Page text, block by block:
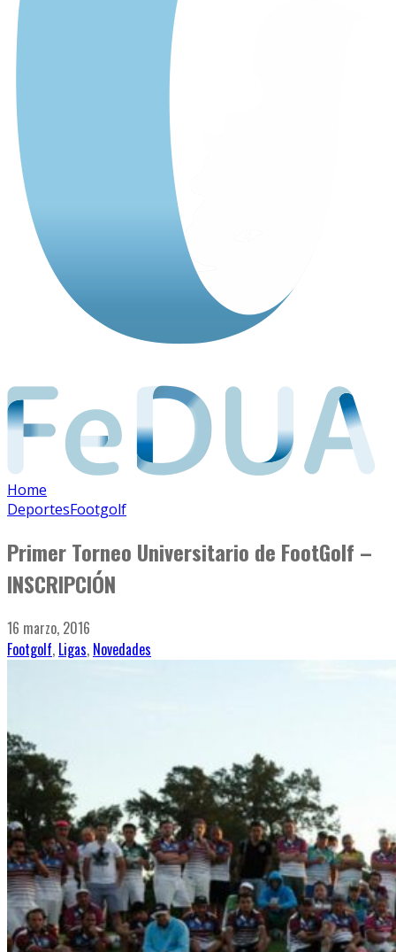
Home
DeportesFootgolf
Primer Torneo Universitario de FootGolf –
INSCRIPCIÓN
16 marzo, 2016
Footgolf, Ligas, Novedades